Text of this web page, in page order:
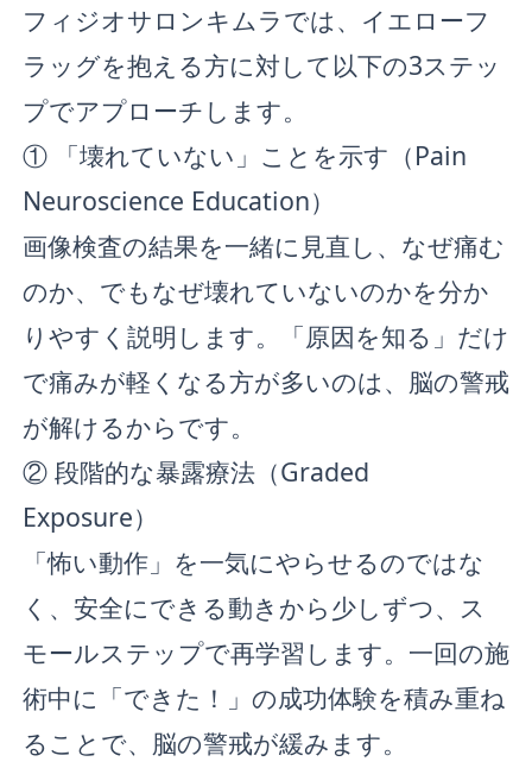
フィジオサロンキムラでは、イエローフ
ラッグを抱える方に対して以下の3ステッ
プでアプローチします。
① 「壊れていない」ことを示す（Pain
Neuroscience Education）
画像検査の結果を一緒に見直し、なぜ痛む
のか、でもなぜ壊れていないのかを分か
りやすく説明します。「原因を知る」だけ
で痛みが軽くなる方が多いのは、脳の警戒
が解けるからです。
② 段階的な暴露療法（Graded
Exposure）
「怖い動作」を一気にやらせるのではな
く、安全にできる動きから少しずつ、ス
モールステップで再学習します。一回の施
術中に「できた！」の成功体験を積み重ね
ることで、脳の警戒が緩みます。